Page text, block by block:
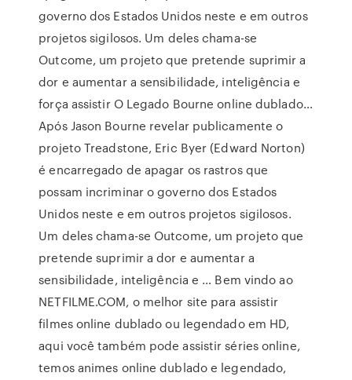
governo dos Estados Unidos neste e em outros
projetos sigilosos. Um deles chama-se
Outcome, um projeto que pretende suprimir a
dor e aumentar a sensibilidade, inteligência e
força assistir O Legado Bourne online dublado…
Após Jason Bourne revelar publicamente o
projeto Treadstone, Eric Byer (Edward Norton)
é encarregado de apagar os rastros que
possam incriminar o governo dos Estados
Unidos neste e em outros projetos sigilosos.
Um deles chama-se Outcome, um projeto que
pretende suprimir a dor e aumentar a
sensibilidade, inteligência e … Bem vindo ao
NETFILME.COM, o melhor site para assistir
filmes online dublado ou legendado em HD,
aqui você também pode assistir séries online,
temos animes online dublado e legendado,